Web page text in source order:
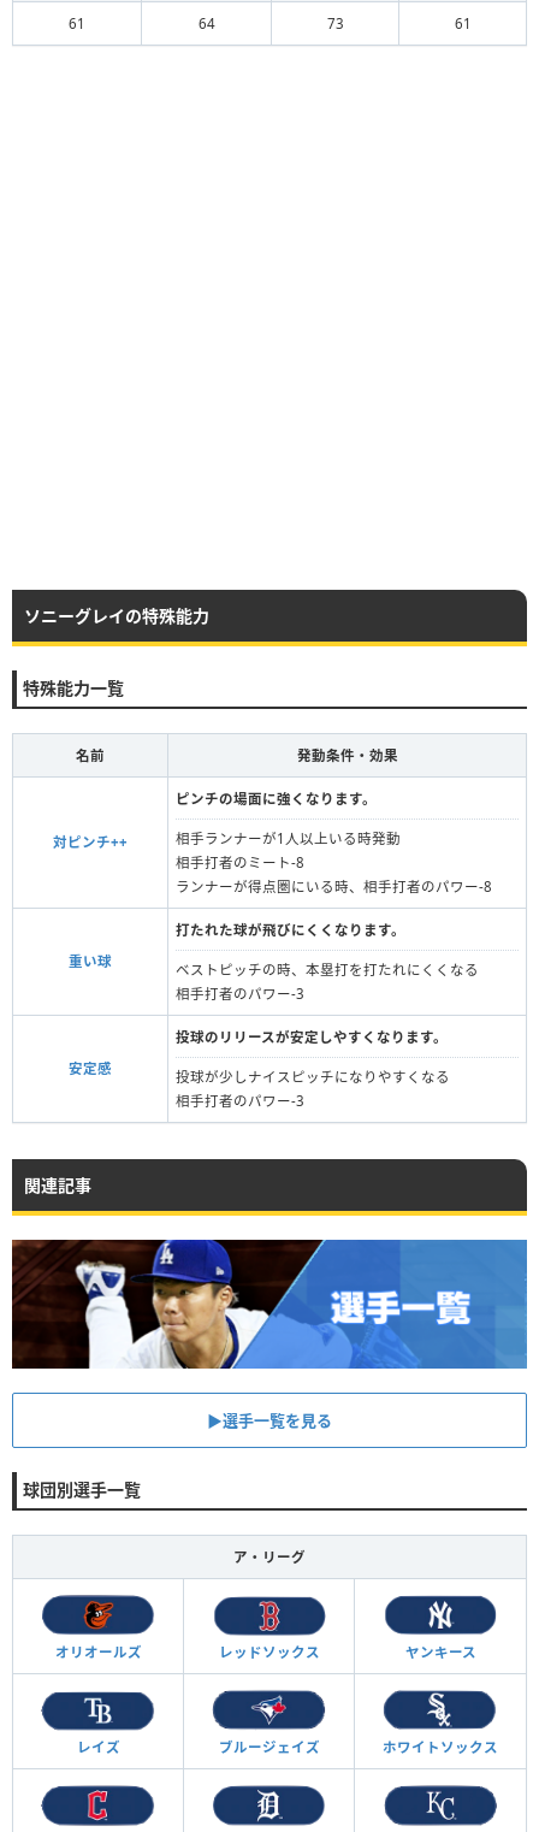
61 64 73 61
ソニーグレイの特殊能力
特殊能力一覧
名前 発動条件・効果
対ピンチ++
ピンチの場面に強くなります。
相手ランナーが1人以上いる時発動
相手打者のミート-8
ランナーが得点圏にいる時、相手打者のパワー-8
重い球
打たれた球が飛びにくくなります。
ベストピッチの時、本塁打を打たれにくくなる
相手打者のパワー-3
安定感
投球のリリースが安定しやすくなります。
投球が少しナイスピッチになりやすくなる
相手打者のパワー-3
関連記事
▶︎選手一覧を見る
球団別選手一覧
ア・リーグ
オリオールズ レッドソックス ヤンキース
レイズ ブルージェイズ ホワイトソックス